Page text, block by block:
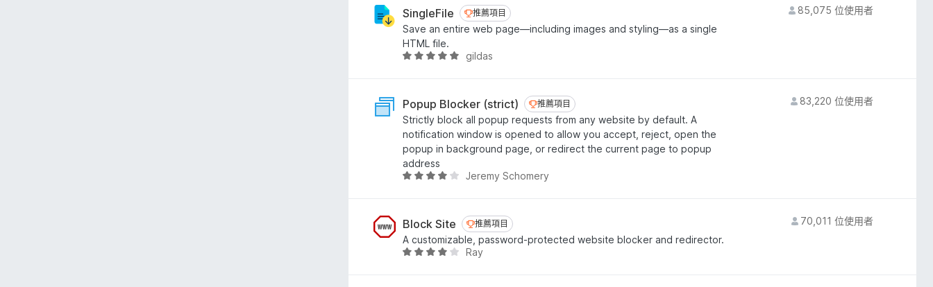
分
.
4
分
，
5
分
SingleFile 推薦項目
推薦項目
Save an entire web page—including images and styling—as a single
HTML file.
評
.
8
分
，
滿
分
gildas
85,075 位使用者
Popup Blocker (strict) 推薦項目
推薦項目
Strictly block all popup requests from any website by default. A
notification window is opened to allow you accept, reject, open the
popup in background page, or redirect the current page to popup
address
評
.
2
分
Jeremy Schomery
83,220 位使用者
Block Site 推薦項目
推薦項目
A customizable, password-protected website blocker and redirector.
評
Ray
70,011 位使用者